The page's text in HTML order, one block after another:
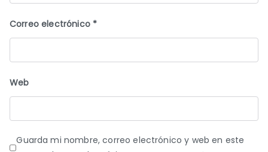
Correo electrónico *
Web
Guarda mi nombre, correo electrónico y web en este